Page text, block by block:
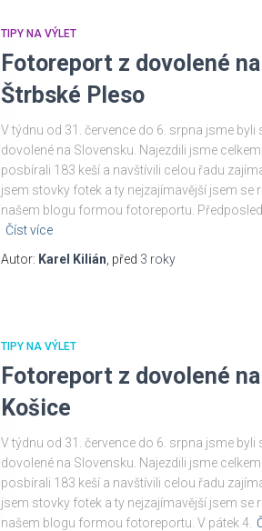
TIPY NA VÝLET
Fotoreport z dovolené
Štrbské Pleso
V týdnu od 31. července do 6. srpna jsme
dovolené na Slovensku. Najezdili jsme
posbírali 183 keší a navštívili celou řadu
jsem stovky fotek a ty nejzajímavější jsem se
našem blogu formou fotoreportu.
Číst více
Autor: Karel Kilián , před 3 roky
TIPY NA VÝLET
Fotoreport z dovolené
Košice
V týdnu od 31. července do 6. srpna jsme
dovolené na Slovensku. Najezdili jsme
posbírali 183 keší a navštívili celou řadu
jsem stovky fotek a ty nejzajímavější jsem se
našem blogu formou fotoreportu. V pátek 4.